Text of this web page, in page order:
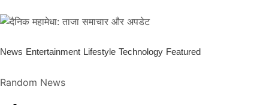
News Entertainment Lifestyle Technology Featured
Random News